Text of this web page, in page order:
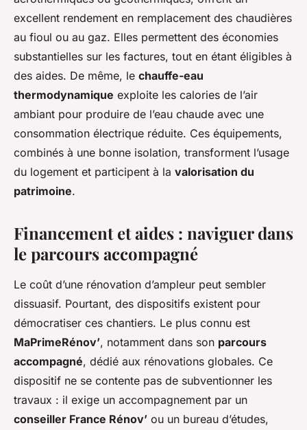
excellent rendement en remplacement des chaudières
au fioul ou au gaz. Elles permettent des économies
substantielles sur les factures, tout en étant éligibles à
des aides. De même, le chauffe-eau
thermodynamique exploite les calories de l’air
ambiant pour produire de l’eau chaude avec une
consommation électrique réduite. Ces équipements,
combinés à une bonne isolation, transforment l’usage
du logement et participent à la valorisation du
patrimoine.
Financement et aides : naviguer dans
le parcours accompagné
Le coût d’une rénovation d’ampleur peut sembler
dissuasif. Pourtant, des dispositifs existent pour
démocratiser ces chantiers. Le plus connu est
MaPrimeRénov’, notamment dans son parcours
accompagné, dédié aux rénovations globales. Ce
dispositif ne se contente pas de subventionner les
travaux : il exige un accompagnement par un
conseiller France Rénov’ ou un bureau d’études,